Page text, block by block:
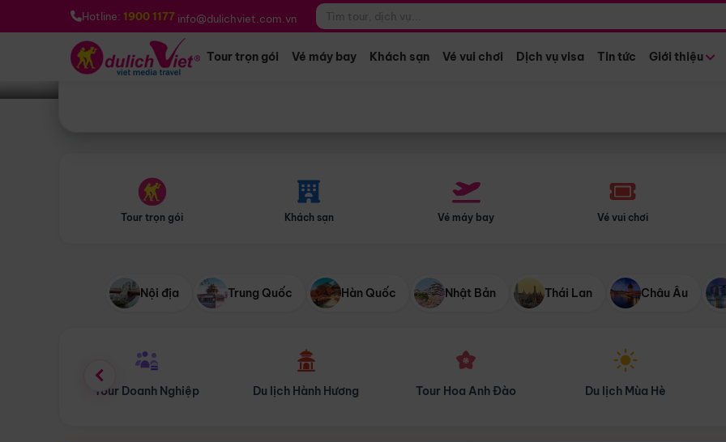
Hotline: 1900 1177 info@dulichviet.com.vn
Tour trọn gói Vé máy bay Khách sạn Vé vui chơi Dịch vụ visa Tin tức Giới thiệu
Bạn muốn đi đâu? *
Tour trọn gói Khách sạn Vé máy bay Vé vui chơi
Nội địa Trung Quốc Hàn Quốc Nhật Bản Thái Lan Châu Âu
Du lịch Hành Hương Tour Hoa Anh Đào Du lịch Mùa Hè Du lịch Mùa Thu